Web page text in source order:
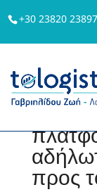
+30 23820 23897
προς